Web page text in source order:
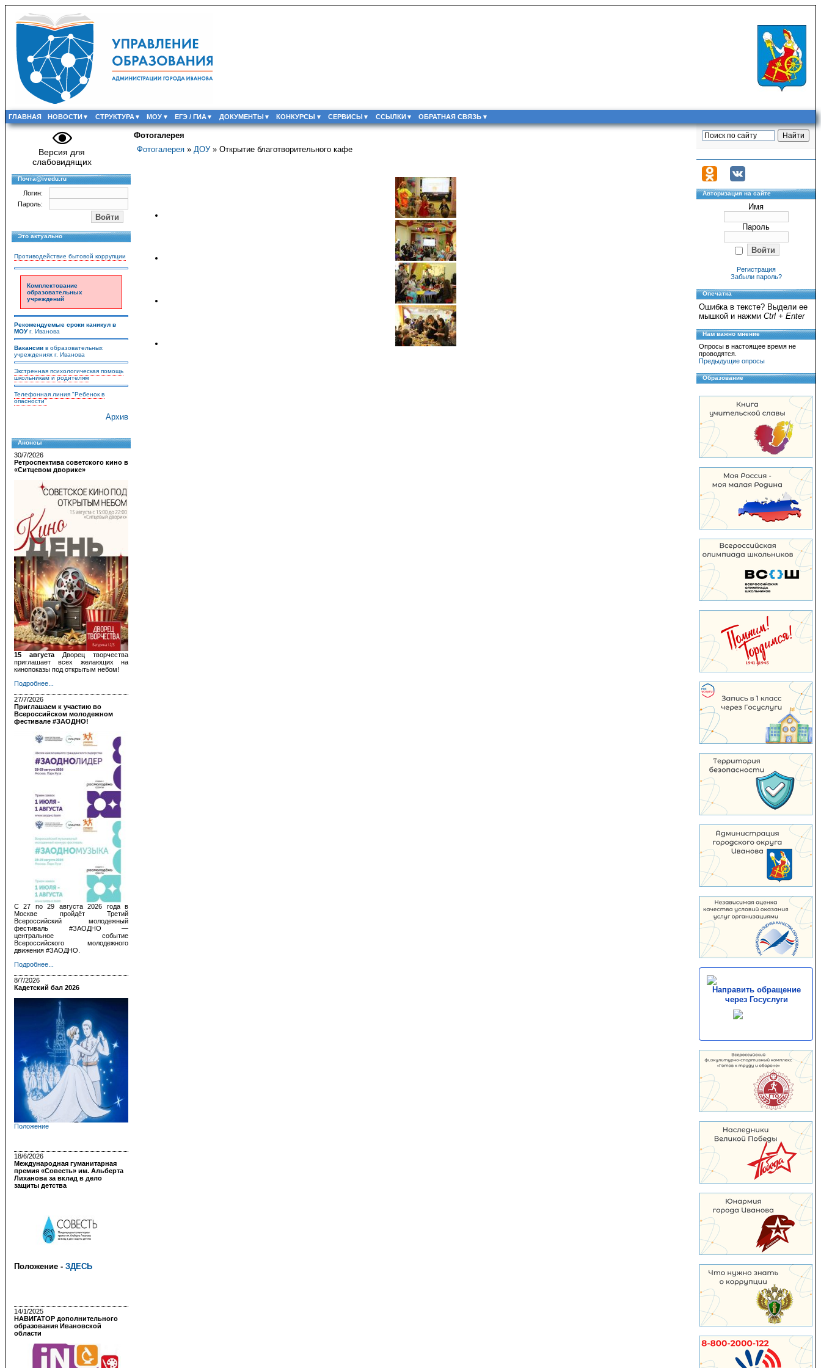
ГЛАВНАЯ НОВОСТИ СТРУКТУРА МОУ ЕГЭ / ГИА ДОКУМЕНТЫ КОНКУРСЫ СЕРВИСЫ ССЫЛКИ ОБРАТНАЯ СВЯЗЬ
Версия для
слабовидящих
Почта@ivedu.ru
Логин:
Пароль:
Это актуально
Противодействие бытовой коррупции
Комплектование
образовательных
учреждений
Рекомендуемые сроки каникул в
МОУг. Иванова
Вакансии в образовательных
учреждениях г. Иванова
Экстренная психологическая помощь
школьникам и родителям
Телефонная линия "Ребенок в
опасности"
Архив
Анонсы
30/7/2026
Ретроспектива советского кино в
«Ситцевом дворике»
15 августа
Дворец творчества
приглашает всех желающих на
кинопоказы под открытым небом!
Подробнее...
27/7/2026
Приглашаем к участию во
Всероссийском молодежном
фестивале #ЗАОДНО!
С 27 по 29 августа 2026 года в
Москве пройдёт Третий
Всероссийский молодежный
фестиваль #ЗАОДНО —
центральное событие
Всероссийского молодежного
движения #ЗАОДНО.
Подробнее...
8/7/2026
Кадетский бал 2026
Положение
18/6/2026
Международная гуманитарная
премия «Совесть» им. Альберта
Лиханова за вклад в дело
защиты детства
Положение - ЗДЕСЬ
14/1/2025
НАВИГАТОР дополнительного
образования Ивановской
области
Фотогалерея
Фотогалерея » ДОУ» Открытие благотворительного кафе
Авторизация на сайте
Имя
Пароль
Регистрация
Забыли пароль?
Опечатка
Ошибка в тексте? Выдели ее
мышкой и нажми Ctrl + Enter
Нам важно мнение
Опросы в настоящее время не
проводятся.
Предыдущие опросы
Образование
Направить обращение
через Госуслуги